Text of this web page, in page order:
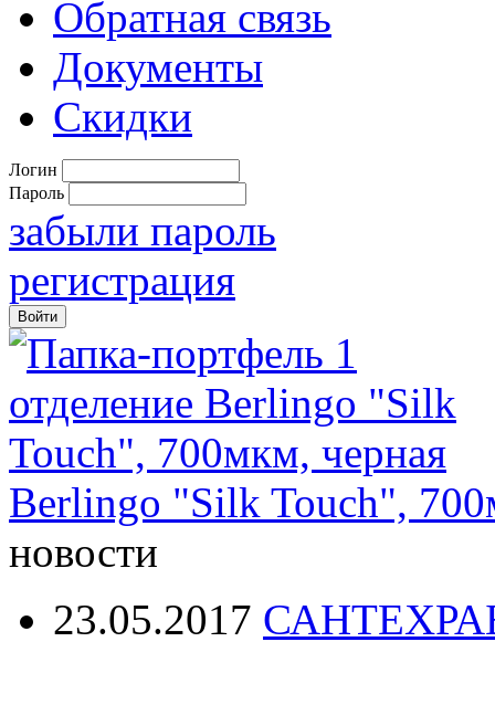
Обратная связь
Документы
Скидки
Логин
Пароль
забыли пароль
регистрация
Berlingo "Silk Touch",
новости
23.05.2017